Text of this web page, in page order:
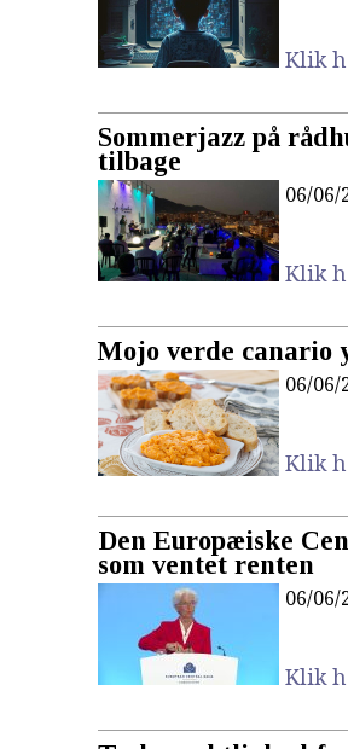
Klik
Sommerjazz på
tilbage
06/06/
Klik
Mojo verde canario
06/06/
Klik
Den Europæiske
som ventet renten
06/06/
Klik